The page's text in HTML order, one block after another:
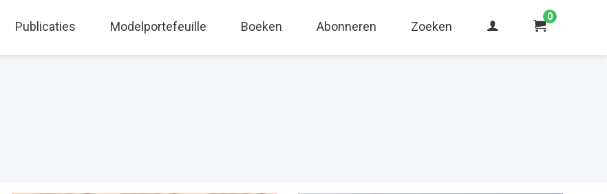
Publicaties Modelportefeuille Boeken Abonneren Zoeken
0